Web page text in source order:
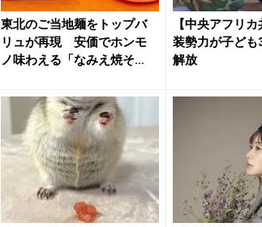
東北のご当地麺をトップバ
リュが再現 安価でホンモ
ノ味わえる「なみえ焼そ
【中央アフリ
装勢力が子ど
解放